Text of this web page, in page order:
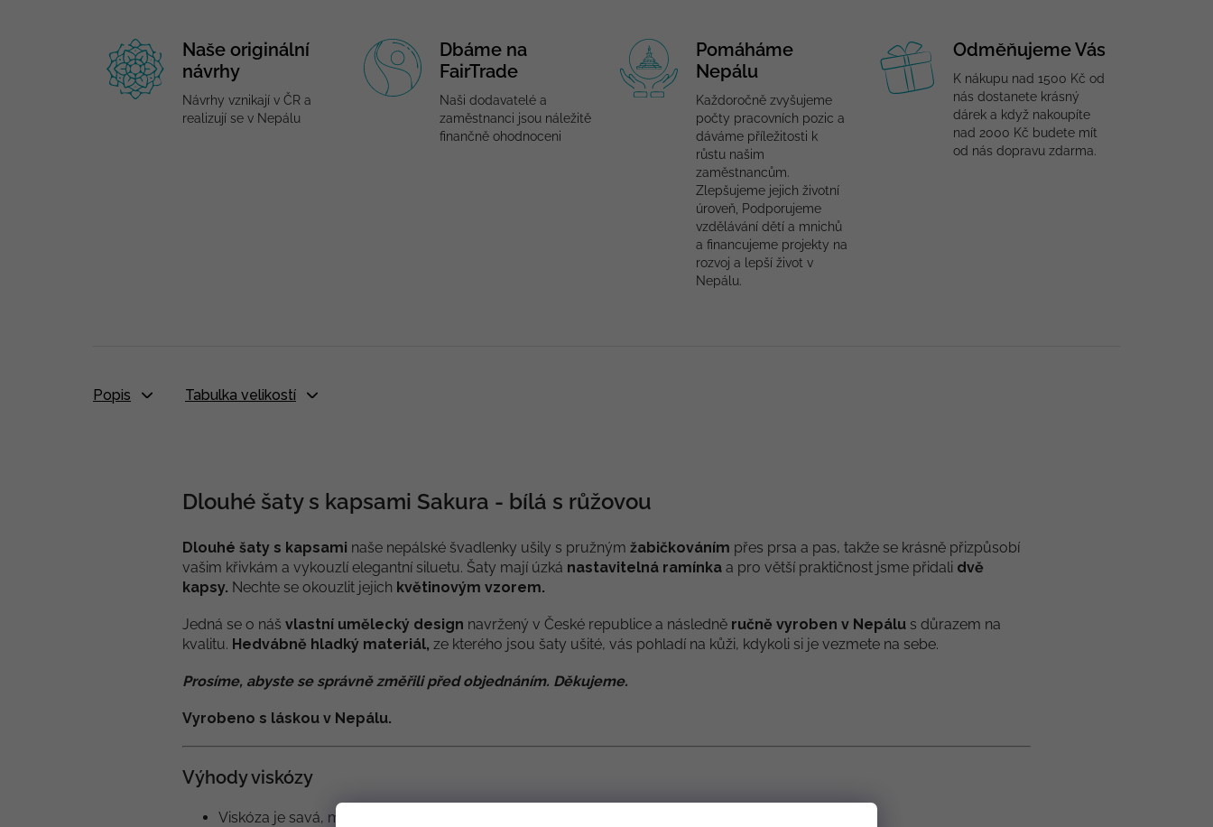
Naše originální
návrhy
Návrhy vznikají v ČR a
realizují se v Nepálu
Dbáme na
FairTrade
Naši dodavatelé a
zaměstnanci jsou náležitě
finančně ohodnoceni
Pomáháme
Nepálu
Každoročně zvyšujeme
počty pracovních pozic a
dáváme příležitosti k
růstu našim
zaměstnancům.
Zlepšujeme jejich životní
úroveň, Podporujeme
vzdělávání dětí a mnichů
a financujeme projekty na
rozvoj a lepší život v
Nepálu.
Odměňujeme Vás
K nákupu nad 1500 Kč od
nás dostanete krásný
dárek a když nakoupíte
nad 2000 Kč budete mít
od nás dopravu zdarma.
Popis Tabulka velikostí
Dlouhé šaty s kapsami Sakura - bílá s růžovou
Dlouhé šaty s kapsami naše nepálské švadlenky ušily s pružným žabičkováním přes prsa a pas, takže se krásně přizpůsobí
vašim křivkám a vykouzlí elegantní siluetu. Šaty mají úzká nastavitelná ramínka a pro větší praktičnost jsme přidali dvě
kapsy. Nechte se okouzlit jejich květinovým vzorem.
Jedná se o náš vlastní umělecký design navržený v České republice a následně ručně vyroben v Nepálu s důrazem na
kvalitu. Hedvábně hladký materiál, ze kterého jsou šaty ušité, vás pohladí na kůži, kdykoli si je vezmete na sebe.
Prosíme, abyste se správně změřili před objednáním. Děkujeme.
Vyrobeno s láskou v Nepálu.
Výhody viskózy
Viskóza je savá, měkká a splývavá, nosí se tedy velmi příjemně.